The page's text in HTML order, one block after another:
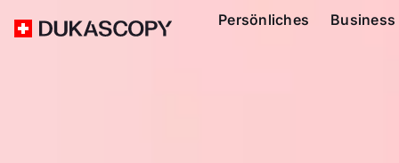
Persönliches Business